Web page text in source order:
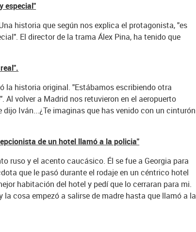
especial"
historia que según nos explica el protagonista, "es
El director de la trama Álex Pina, ha tenido que
la historia original. "Estábamos escribiendo otra
Al volver a Madrid nos retuvieron en el aeropuerto
Iván...¿Te imaginas que has venido con un cinturón
de un hotel llamó a la policia"
ruso y el acento caucásico. Él se fue a Georgia para
que le pasó durante el rodaje en un céntrico hotel
habitación del hotel y pedí que lo cerraran para mi.
cosa empezó a salirse de madre hasta que llamó a la